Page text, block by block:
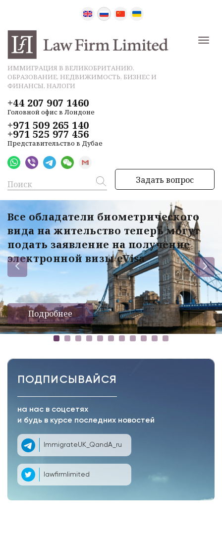
ИММИГРАЦИЯ В ВЕЛИКОБРИТАНИЮ,
ОБРАЗОВАНИЕ, НЕДВИЖИМОСТЬ, БИЗНЕС И
ФИНАНСЫ, НАЛОГИ
+44 207 907 1460
Головной офис в Лондоне
+971 509 265 140
+971 525 977 456
Представительство в Дубае
Задать вопрос
Все обладатели биометрического
вида на жительство теперь могут
подать заявление на получение
электронной визы eVisa
Подробнее
ПОДПИСЫВАЙСЯ
на нас в соцсетях
и будь в курсе последних новостей
ImmigrateUK_QandA_ru
lawfirmlimited